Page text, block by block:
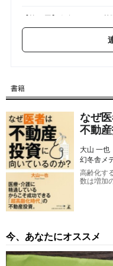
か？2016/01/11
【第18回】 不動産の所有
【第16回】 区分所有より「
書籍
なぜ
不動
大山 一也
幻冬舎メ
高齢化す
数は増加
今、あなたにオススメ